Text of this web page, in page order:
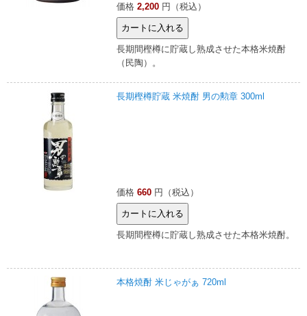
価格 2,200 円（税込）
長期間樫樽に貯蔵し熟成させた本格米焼酎
（民陶）。
長期樫樽貯蔵 米焼酎 男の勲章 300ml
価格 660 円（税込）
長期間樫樽に貯蔵し熟成させた本格米焼酎。
本格焼酎 米じゃがぁ 720ml